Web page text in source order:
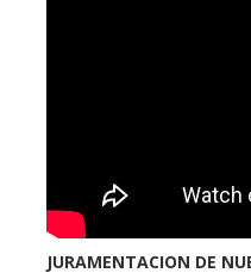
JURAMENTACION DE